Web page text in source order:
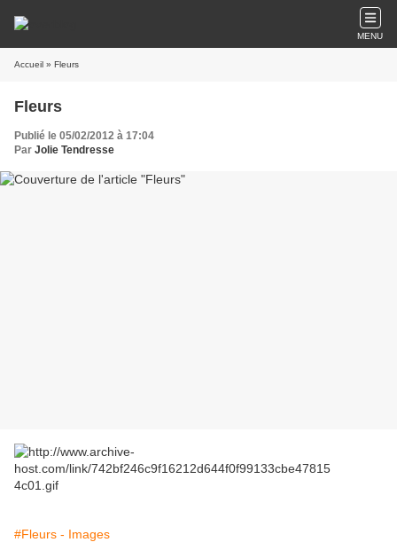
MENU
Accueil » Fleurs
Fleurs
Publié le 05/02/2012 à 17:04
Par Jolie Tendresse
#Fleurs - Images